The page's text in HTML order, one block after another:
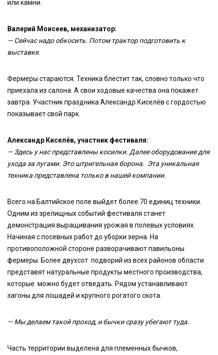
или камни.
Валерий Моисеев, механизатор:
— Сейчас надо обкосить. Потом трактор подготовить к
выставке.
Фермеры стараются. Техника блестит так, словно только что
приехала из салона. А свои ходовые качества она покажет
завтра. Участник праздника Александр Киселёв с гордостью
показывает свой парк.
Александр Киселёв, участник фестиваля:
— Здесь у нас представлены косилки. Далее оборудование для
ухода за лугами. Это штригельная борона. Эта уникальная
техника представлена только в нашей компании.
Всего на Балтийское поле выйдет более 70 единиц техники.
Одним из зрелищных событий фестиваля станет
демонстрация выращивания урожая в полевых условиях.
Начиная с посевных работ до уборки зерна. На
противоположной стороне разворачивают павильоны
фермеры. Более двухсот подворий из всех районов области
представят натуральные продукты местного производства,
которые можно будет отведать. Рядом устанавливают
загоны для лошадей и крупного рогатого скота.
— Мы делаем такой проход, и бычки сразу убегают туда.
Часть территории выделена для племенных бычков,